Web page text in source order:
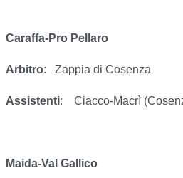
Caraffa-Pro Pellaro
Arbitro: Zappia di Cosenza
Assistenti: Ciacco-Macrì
Maida-Val Gallico